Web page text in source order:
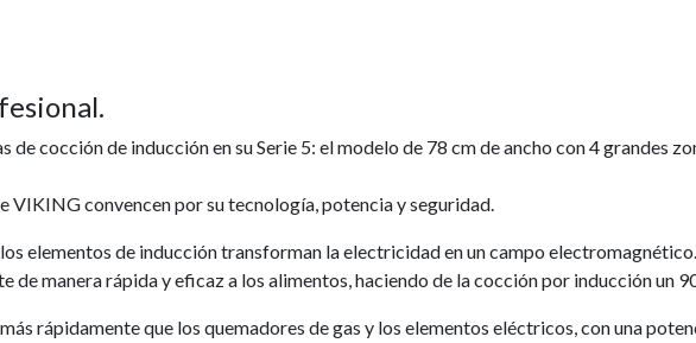
cocción de inducción en su Serie 5: el modelo de 78 cm de ancho con 4 grandes
VIKING convencen por su tecnología, potencia y seguridad.
elementos de inducción transforman la electricidad en un campo
de manera rápida y eficaz a los alimentos, haciendo de la cocción por inducción un
rápidamente que los quemadores de gas y los elementos eléctricos, con una